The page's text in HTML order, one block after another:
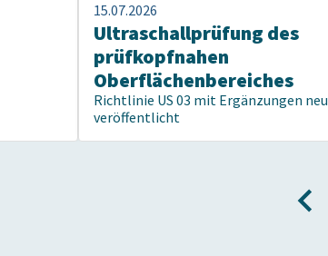
15.07.2026
Ultraschallprüfung des
prüfkopfnahen
Oberflächenbereiches
Richtlinie US 03 mit Ergänzungen neu
veröffentlicht